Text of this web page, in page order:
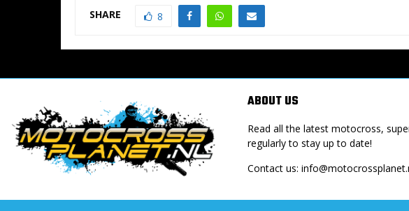
SHARE 8
ABOUT US
Read all the latest motocross,
regularly to stay up to date!
Contact us: